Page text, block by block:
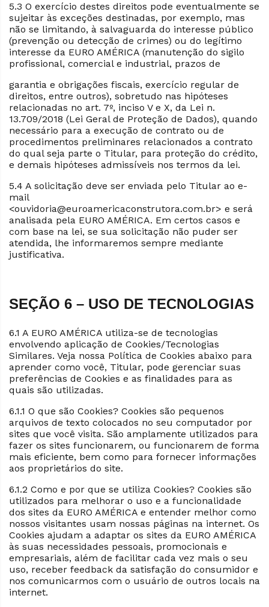
5.3 O exercício destes direitos pode eventualmente se
sujeitar às exceções destinadas, por exemplo, mas
não se limitando, à salvaguarda do interesse público
(prevenção ou detecção de crimes) ou do legítimo
interesse da EURO AMÉRICA (manutenção do sigilo
profissional, comercial e industrial, prazos de
garantia e obrigações fiscais, exercício regular de
direitos, entre outros), sobretudo nas hipóteses
relacionadas no art. 7º, inciso V e X, da Lei n.
13.709/2018 (Lei Geral de Proteção de Dados), quando
necessário para a execução de contrato ou de
procedimentos preliminares relacionados a contrato
do qual seja parte o Titular, para proteção do crédito,
e demais hipóteses admissíveis nos termos da lei.
5.4 A solicitação deve ser enviada pelo Titular ao e-
mail
<ouvidoria@euroamericaconstrutora.com.br> e será
analisada pela EURO AMÉRICA. Em certos casos e
com base na lei, se sua solicitação não puder ser
atendida, lhe informaremos sempre mediante
justificativa.
SEÇÃO 6 – USO DE TECNOLOGIAS
6.1 A EURO AMÉRICA utiliza-se de tecnologias
envolvendo aplicação de Cookies/Tecnologias
Similares. Veja nossa Política de Cookies abaixo para
aprender como você, Titular, pode gerenciar suas
preferências de Cookies e as finalidades para as
quais são utilizadas.
6.1.1 O que são Cookies? Cookies são pequenos
arquivos de texto colocados no seu computador por
sites que você visita. São amplamente utilizados para
fazer os sites funcionarem, ou funcionarem de forma
mais eficiente, bem como para fornecer informações
aos proprietários do site.
6.1.2 Como e por que se utiliza Cookies? Cookies são
utilizados para melhorar o uso e a funcionalidade
dos sites da EURO AMÉRICA e entender melhor como
nossos visitantes usam nossas páginas na internet. Os
Cookies ajudam a adaptar os sites da EURO AMÉRICA
às suas necessidades pessoais, promocionais e
empresariais, além de facilitar cada vez mais o seu
uso, receber feedback da satisfação do consumidor e
nos comunicarmos com o usuário de outros locais na
internet.